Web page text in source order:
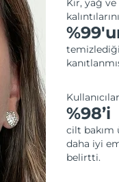
Kir, yağ
temizlediği
%98’i
cilt bakım
daha iyi
belirtti.